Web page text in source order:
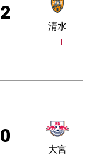
2
清水
0
大宮